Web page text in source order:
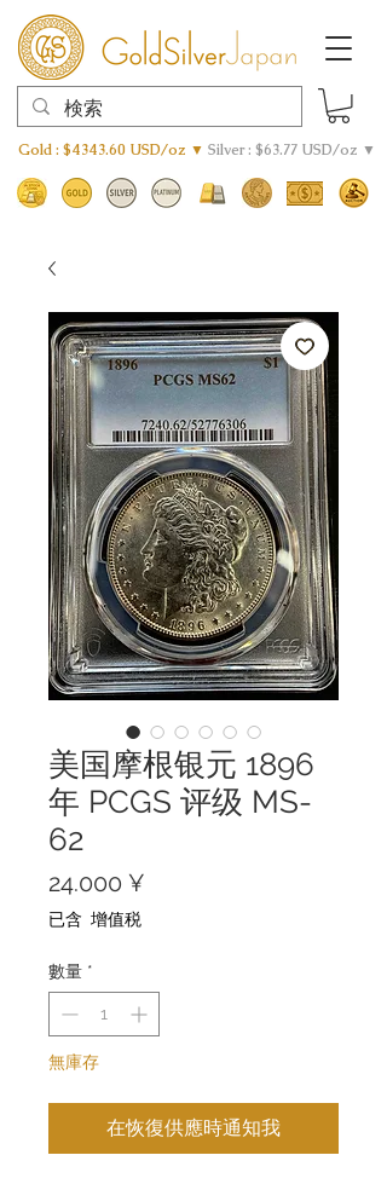
Gold : $4343.60 USD/oz ▼ Silver : $63.77 USD/oz ▼
美国摩根银元 1896
年 PCGS 评级 MS-
62
24.000 ¥
已含 增值税
數量 *
無庫存
在恢復供應時通知我